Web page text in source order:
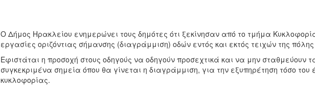
Ο Δήμος Ηρακλείου ενημερώνει τους δημότες ότι ξεκίνησαν από το τμήμα
εργασίες οριζόντιας σήμανσης (διαγράμμιση) οδών εντός και εκτός τειχών της
Εφιστάται η προσοχή στους οδηγούς να οδηγούν προσεχτικά και να μην σταθμεύουν
συγκεκριμένα σημεία όπου θα γίνεται η διαγράμμιση, για την εξυπηρέτηση τόσο του
κυκλοφορίας.